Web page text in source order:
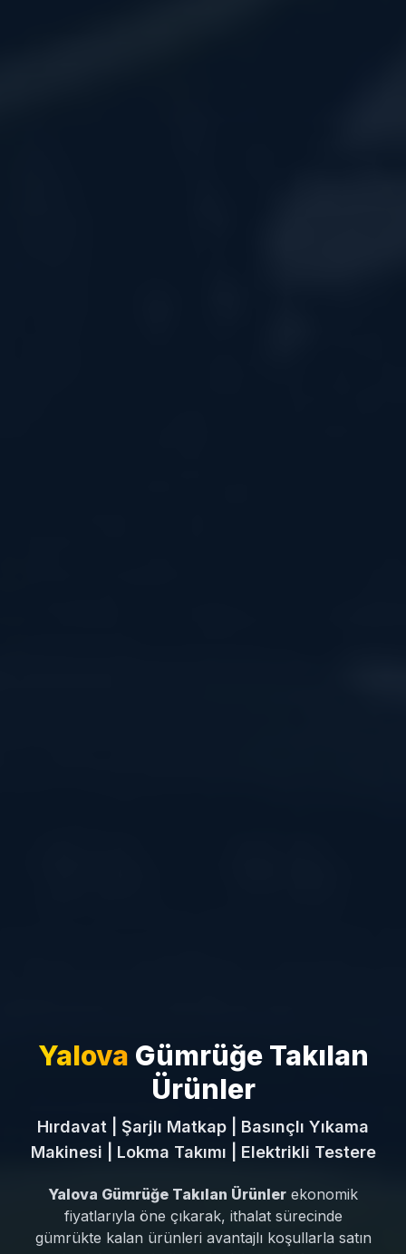
Yalova Gümrüğe Takılan
Ürünler
Hırdavat | Şarjlı Matkap | Basınçlı Yıkama
Makinesi | Lokma Takımı | Elektrikli Testere
Yalova Gümrüğe Takılan Ürünler ekonomik
fiyatlarıyla öne çıkarak, ithalat sürecinde
gümrükte kalan ürünleri avantajlı koşullarla satın